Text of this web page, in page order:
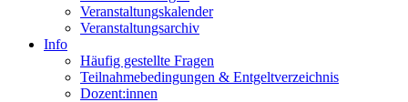
Veranstaltungskalender
Veranstaltungsarchiv
Info
Häufig gestellte Fragen
Teilnahmebedingungen & Entgeltverzeichnis
Dozent:innen